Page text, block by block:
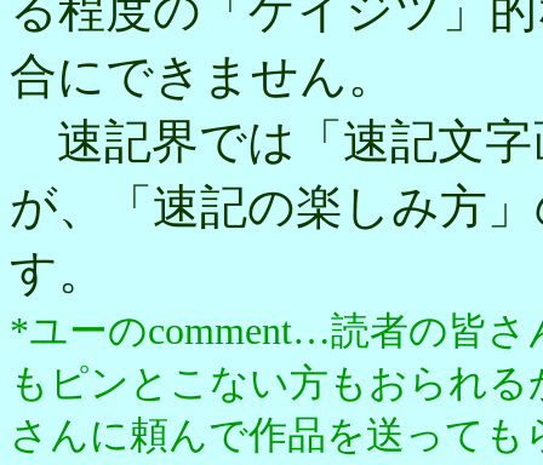
合にできません。
速記界では「速記文
が、「速記の楽しみ方
す。
*ユーのcomment…読者の皆
もピンとこない方もおられ
さんに頼んで作品を送って